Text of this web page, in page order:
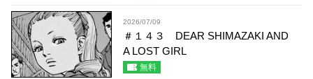
2026/07/09
＃１４３ DEAR SHIMAZAKI AND
A LOST GIRL
無料